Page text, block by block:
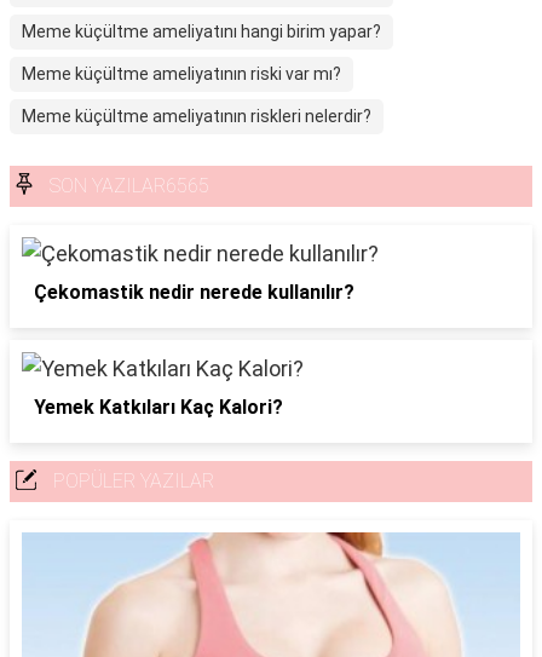
Meme küçültme ameliyatını hangi birim yapar?
Meme küçültme ameliyatının riski var mı?
Meme küçültme ameliyatının riskleri nelerdir?
SON YAZILAR6565
Çekomastik nedir nerede kullanılır?
Yemek Katkıları Kaç Kalori?
POPÜLER YAZILAR